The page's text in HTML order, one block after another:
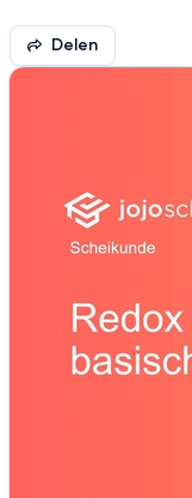
Delen